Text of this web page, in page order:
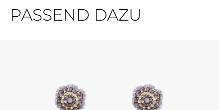
PASSEND DAZU